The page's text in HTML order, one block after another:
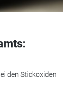
den Stickoxiden